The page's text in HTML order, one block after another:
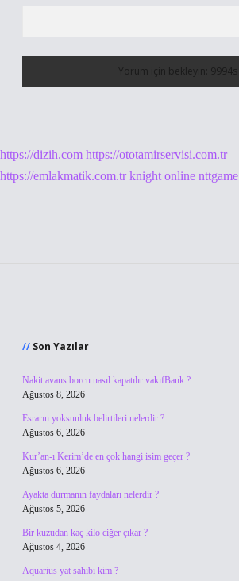
https://dizih.com https://ototamirservisi.com.tr
https://emlakmatik.com.tr knight online nttgame
Son Yazılar
Nakit avans borcu nasıl kapatılır vakıfBank ?
Ağustos 8, 2026
Esrarın yoksunluk belirtileri nelerdir ?
Ağustos 6, 2026
Kur’an-ı Kerim’de en çok hangi isim geçer ?
Ağustos 6, 2026
Ayakta durmanın faydaları nelerdir ?
Ağustos 5, 2026
Bir kuzudan kaç kilo ciğer çıkar ?
Ağustos 4, 2026
Aquarius yat sahibi kim ?